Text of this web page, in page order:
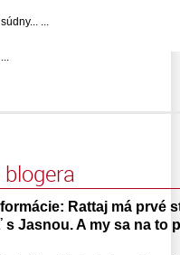
...
Rattaj má prvé
Jasnou. A my sa na to